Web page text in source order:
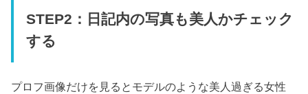
STEP2：日記内の写真も美人かチェック
する
プロフ画像だけを見るとモデルのような美人過ぎる女性